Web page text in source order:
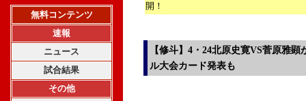
無料コンテンツ
速報
ニュース
試合結果
その他
開！
【修斗】4・24北原史寛VS菅原雅
ル大会カード発表も